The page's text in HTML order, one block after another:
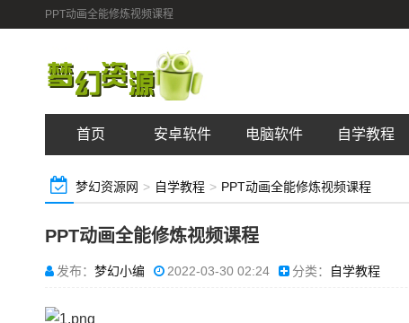
PPT动画全能修炼视频课程
首页 安卓软件 电脑软件 自学教程
梦幻资源网 > 自学教程 > PPT动画全能修炼视频课程
PPT动画全能修炼视频课程
发布： 梦幻小编 2022-03-30 02:24 分类： 自学教程